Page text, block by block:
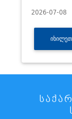
2026-07-08